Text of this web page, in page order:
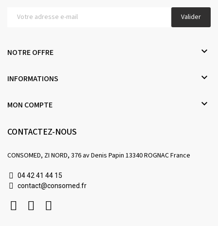
Valider
NOTRE OFFRE 
INFORMATIONS 
MON COMPTE 
CONTACTEZ-NOUS
CONSOMED, ZI NORD, 376 av Denis Papin 13340 ROGNAC France
04 42 41 44 15
contact@consomed.fr